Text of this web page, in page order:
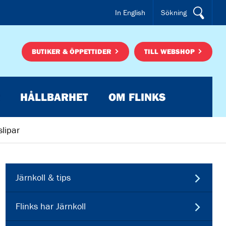
Sökning
In English
TILL WEBSHOP
BUTIKER & ÖPPETTIDER
HÅLLBARHET OM FLINKS
Järnkoll & tips
Flinks har Järnkoll